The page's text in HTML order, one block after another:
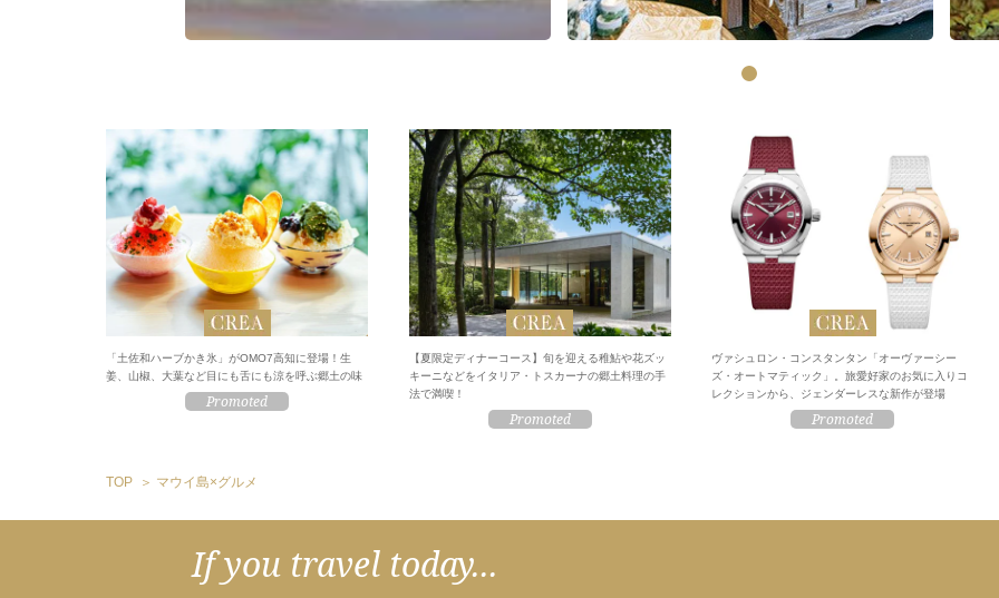
「土佐和ハーブかき氷」がOMO7高知に登場！生
姜、山椒、大葉など目にも舌にも涼を呼ぶ郷土の味
【夏限定ディナーコース】旬を迎える稚鮎や花ズッ
キーニなどをイタリア・トスカーナの郷土料理の手
法で満喫！
ヴァシュロン・コンスタンタン「オーヴァーシー
ズ・オートマティック」。旅愛好家のお気に入りコ
レクションから、ジェンダーレスな新作が登場
TOP マウイ島×グルメ
If you travel today...